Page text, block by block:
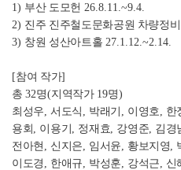
1) 부산 도모헌 26.8.11.~9.4.
2) 진주 진주철도문화공원 차량정비
3) 창원 성산아트홀 27.1.12.~2.14.
[참여 작가]
총32명(지역작가 19명)
최성우 서도식 박래기 이영호 한
용회
이용기 정재효 강영준 김경
전아현
신지은 임서윤 황보지영
이도경
한애규 박성훈 강석근 신